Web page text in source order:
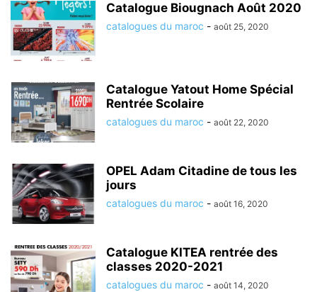
Catalogue Biougnach Août 2020
catalogues du maroc - août 25, 2020
Catalogue Yatout Home Spécial
Rentrée Scolaire
catalogues du maroc - août 22, 2020
OPEL Adam Citadine de tous les
jours
catalogues du maroc - août 16, 2020
Catalogue KITEA rentrée des
classes 2020-2021
catalogues du maroc - août 14, 2020